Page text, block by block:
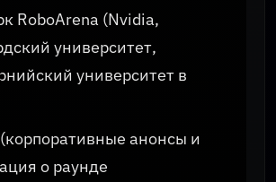
RoboArena (Nvidia,
университет,
университет в
анонсы и
о раунде